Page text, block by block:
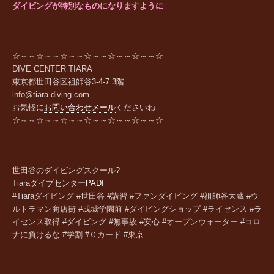
ダイビングが特別なものになりますように
☆～～☆～～☆～～☆～～☆～～☆～～☆
DIVE CENTER TIARA
東京都世田谷区祖師谷3-4-7 3階
info@tiara-diving.com
お気軽に お問い合わせメール くださいね
☆～～☆～～☆～～☆～～☆～～☆～～☆
世田谷のダイビングスクール?
Tiaraダイブセンター PADI
#Tiaraダイビング #世田谷 #講習 #ファンダイビング #祖師谷大蔵 #ウ
ルトラマン商店街 #成城学園前 #ダイビングショップ #ライセンス #ラ
イセンス取得 #ダイビング #無事故 #安心 #オープンウォーター #コロ
ナに負けるな #学割 #Ｃカード #東京